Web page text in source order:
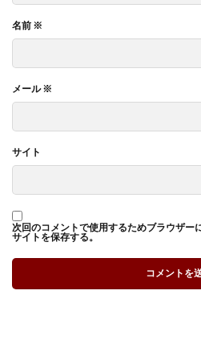
名前 ※
メール※
サイト
次回のコメントで使用するためブラウザー
サイトを保存する。